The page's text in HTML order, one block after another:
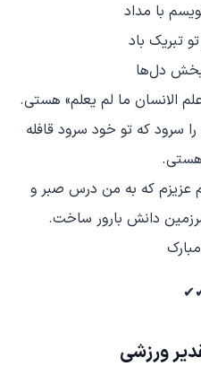
با مداد
تبریک باد
دل‌ها
الانسان ما لم یعلم» هستی.
سرود که تو خود سرود قافله
عزیزم که به من درس صبر و
دانش بارور ساخت.
ورزشی